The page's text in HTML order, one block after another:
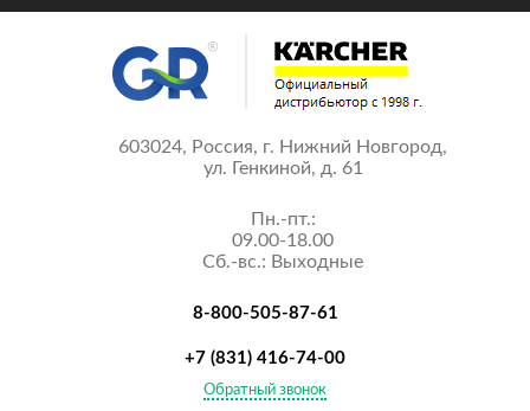
603024, Россия, г. Нижний Новгород,
ул. Генкиной, д. 61
Пн.-пт.:
09.00-18.00
Сб.-вс.: Выходные
8-800-505-87-61
+7 (831) 416-74-00
Обратный звонок